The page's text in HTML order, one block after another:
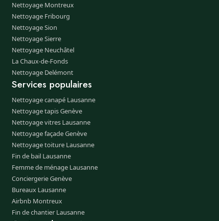
Nettoyage Montreux
Nettoyage Fribourg
Nettoyage Sion
Nettoyage Sierre
Nettoyage Neuchâtel
La Chaux-de-Fonds
Nettoyage Delémont
Services populaires
Nettoyage canapé Lausanne
Nettoyage tapis Genève
Nettoyage vitres Lausanne
Nettoyage façade Genève
Nettoyage toiture Lausanne
Fin de bail Lausanne
Femme de ménage Lausanne
Conciergerie Genève
Bureaux Lausanne
Airbnb Montreux
Fin de chantier Lausanne